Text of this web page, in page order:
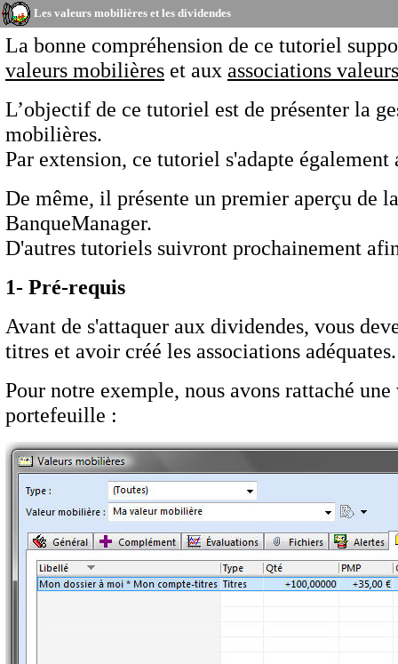
Les valeurs mobilières et les dividendes
La bonne compréhension de ce tutoriel
valeurs mobilières et aux associations
L’objectif de ce tutoriel est de présenter la
mobilières.
Par extension, ce tutoriel s'adapte également
De même, il présente un premier aperçu de
BanqueManager.
D'autres tutoriels suivront prochainement
1- Pré-requis
Avant de s'attaquer aux dividendes, vous
titres et avoir créé les associations adéquates.
Pour notre exemple, nous avons rattaché
portefeuille :